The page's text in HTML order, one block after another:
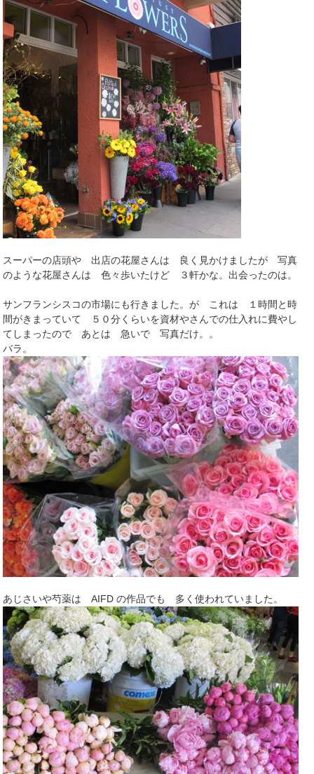
スーパーの店頭や 出店の花屋さんは 良く見かけましたが 写真
のような花屋さんは 色々歩いたけど ３軒かな。出会ったのは。
サンフランシスコの市場にも行きました。が これは １時間と時
間がきまっていて ５０分くらいを資材やさんでの仕入れに費やし
てしまったので あとは 急いで 写真だけ。。
バラ。
あじさいや芍薬は AIFD の作品でも 多く使われていました。